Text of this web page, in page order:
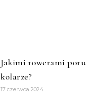
Jakimi rowerami
kolarze?
17 czerwca 2024